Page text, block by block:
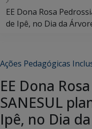
EE Dona Rosa
de Ipê, no Dia da
Ações Pedagógicas
EE Dona
SANESUL
Ipê, no Dia